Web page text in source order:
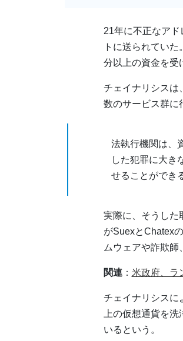
21年に不正なア
トに送られてい
分以上の資金を受
チェイナリシスは
数のサービス群に
法執行機関は、
した犯罪に大き
せることができ
実際に、そうした
がSuexとChatex
ムウェアや詐欺師
関連： 米政府、ラ
チェイナリシスに
上の仮想通貨を
いるという。